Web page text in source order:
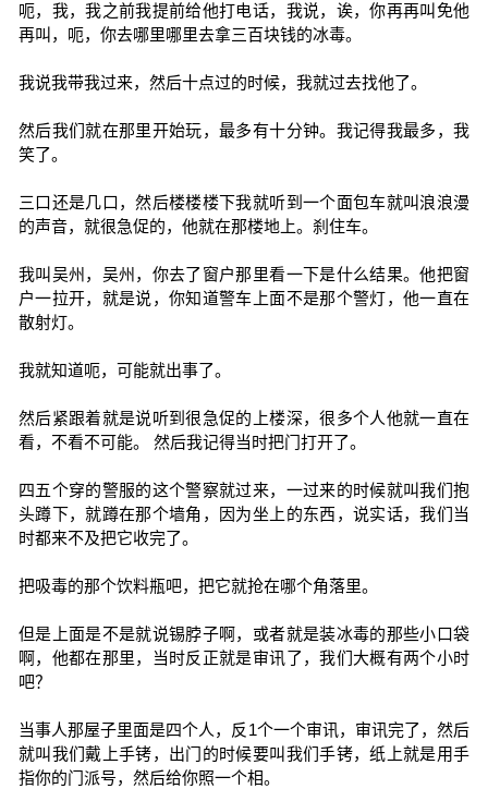
呃，我，我之前我提前给他打电话，我说，诶，你再再叫免他
再叫，呃，你去哪里哪里去拿三百块钱的冰毒。
我说我带我过来，然后十点过的时候，我就过去找他了。
然后我们就在那里开始玩，最多有十分钟。我记得我最多，我
笑了。
三口还是几口，然后楼楼楼下我就听到一个面包车就叫浪浪漫
的声音，就很急促的，他就在那楼地上。刹住车。
我叫吴州，吴州，你去了窗户那里看一下是什么结果。他把窗
户一拉开，就是说，你知道警车上面不是那个警灯，他一直在
散射灯。
我就知道呃，可能就出事了。
然后紧跟着就是说听到很急促的上楼深，很多个人他就一直在
看，不看不可能。 然后我记得当时把门打开了。
四五个穿的警服的这个警察就过来，一过来的时候就叫我们抱
头蹲下，就蹲在那个墙角，因为坐上的东西，说实话，我们当
时都来不及把它收完了。
把吸毒的那个饮料瓶吧，把它就抢在哪个角落里。
但是上面是不是就说锡脖子啊，或者就是装冰毒的那些小口袋
啊，他都在那里，当时反正就是审讯了，我们大概有两个小时
吧？
当事人那屋子里面是四个人，反1个一个审讯，审讯完了，然后
就叫我们戴上手铐，出门的时候要叫我们手铐，纸上就是用手
指你的门派号，然后给你照一个相。